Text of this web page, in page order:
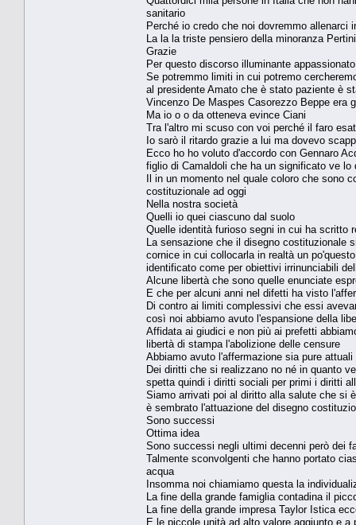
sanitario
Perché io credo che noi dovremmo allenarci
La la la triste pensiero della minoranza
Grazie
Per questo discorso illuminante appassionato
Se potremmo limiti in cui potremo
al presidente Amato che è stato paziente è
Vincenzo De Maspes Casorezzo Beppe era
Ma io o o da otteneva evince Ciani
Tra l'altro mi scuso con voi perché il faro
Io sarò il ritardo grazie a lui ma dovevo
Ecco ho ho voluto d'accordo con Gennaro
figlio di Camaldoli che ha un significato ve
Il in un momento nel quale coloro che sono
costituzionale ad oggi
Nella nostra società
Quelli io quei ciascuno dal suolo
Quelle identità furioso segni in cui ha scritto
La sensazione che il disegno costituzionale
cornice in cui collocarla in realtà un
identificato come per obiettivi irrinunciabili
Alcune libertà che sono quelle enunciate
E che per alcuni anni nel difetti ha visto
Di contro ai limiti complessivi che essi
così noi abbiamo avuto l'espansione della
Affidata ai giudici e non più ai prefetti
libertà di stampa l'abolizione delle censure
Abbiamo avuto l'affermazione sia pure
Dei diritti che si realizzano no né in quanto
spetta quindi i diritti sociali per primi i diritti
Siamo arrivati poi al diritto alla salute che si
è sembrato l'attuazione del disegno
Sono successi
Ottima idea
Sono successi negli ultimi decenni però dei
Talmente sconvolgenti che hanno portato
acqua
Insomma noi chiamiamo questa la
La fine della grande famiglia contadina il
La fine della grande impresa Taylor Istica
E le piccole unità ad alto valore aggiunto e